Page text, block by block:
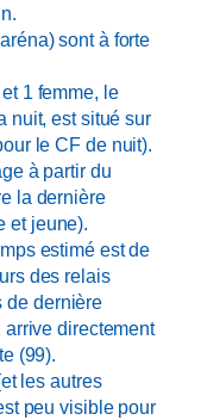
sont à forte
1 femme, le
nuit, est situé sur
le CF de nuit).
à partir du
la dernière
et jeune).
estimé est de
des relais
de dernière
directement
(99).
les autres
peu visible pour